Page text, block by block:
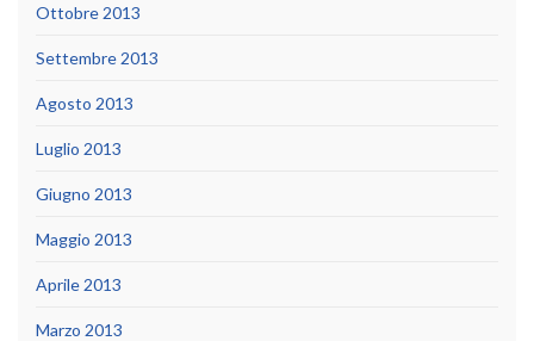
Ottobre 2013
Settembre 2013
Agosto 2013
Luglio 2013
Giugno 2013
Maggio 2013
Aprile 2013
Marzo 2013